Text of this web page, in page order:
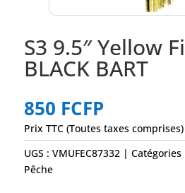
S3 9.5″ Yellow
BLACK BART
850 FCFP
Prix TTC (Toutes taxes comprises)
UGS :VMUFEC87332
Pêche